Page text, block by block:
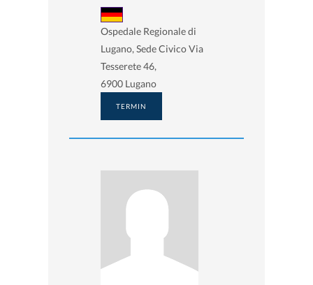
Ospedale Regionale di
Lugano, Sede Civico Via
Tesserete 46,
6900 Lugano
TERMIN